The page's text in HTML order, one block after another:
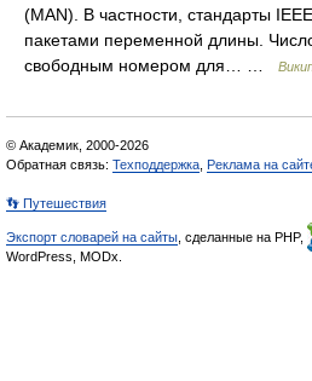
(MAN). В частности, стандарты
пакетами переменной длины.
свободным номером для… …
© Академик, 2000-2026
Обратная связь: Техподдержка Реклама на
👣 Путешествия
Экспорт словарей на сайты , сделанные на PHP,
WordPress, MODx.